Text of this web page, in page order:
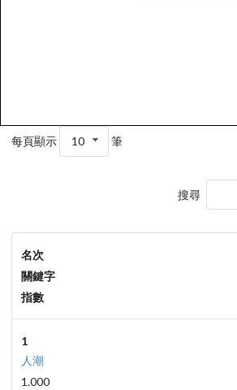
每頁顯示 10 筆
搜尋
名次
關鍵字
指數
1
人潮
1.000